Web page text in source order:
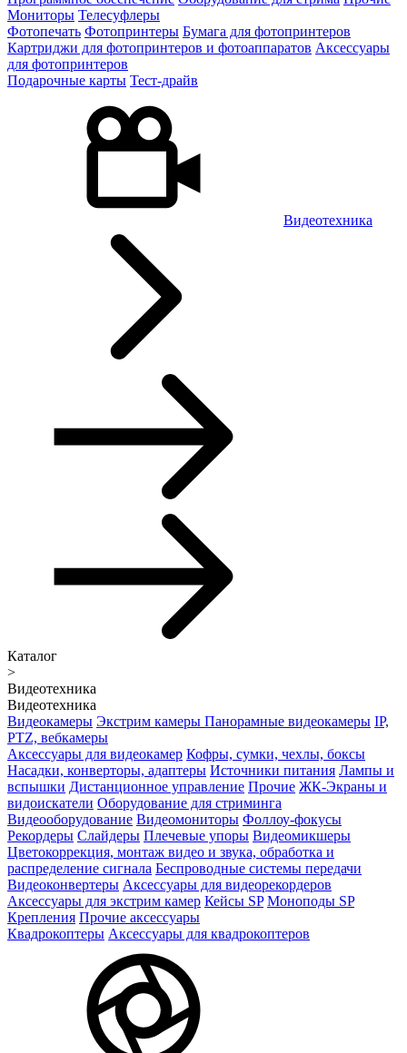
Мониторы Телесуфлеры
Фотопечать Фотопринтеры Бумага для фотопринтеров
Картриджи для фотопринтеров и фотоаппаратов Аксессуары
для фотопринтеров
Подарочные карты Тест-драйв
Видеотехника
Каталог
>
Видеотехника
Видеотехника
Видеокамеры Экстрим камеры Панорамные видеокамеры IP,
PTZ, вебкамеры
Аксессуары для видеокамер Кофры, сумки, чехлы, боксы
Насадки, конверторы, адаптеры Источники питания Лампы и
вспышки Дистанционное управление Прочие ЖК-Экраны и
видоискатели Оборудование для стриминга
Видеооборудование Видеомониторы Фоллоу-фокусы
Рекордеры Слайдеры Плечевые упоры Видеомикшеры
Цветокоррекция, монтаж видео и звука, обработка и
распределение сигнала Беспроводные системы передачи
Видеоконвертеры Аксессуары для видеорекордеров
Аксессуары для экстрим камер Кейсы SP Моноподы SP
Крепления Прочие аксессуары
Квадрокоптеры Аксессуары для квадрокоптеров